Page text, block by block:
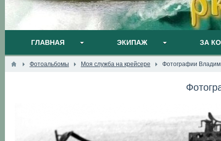
ГЛАВНАЯ ЭКИПАЖ ЗА
Фотоальбомы Моя служба на крейсере Фотографии